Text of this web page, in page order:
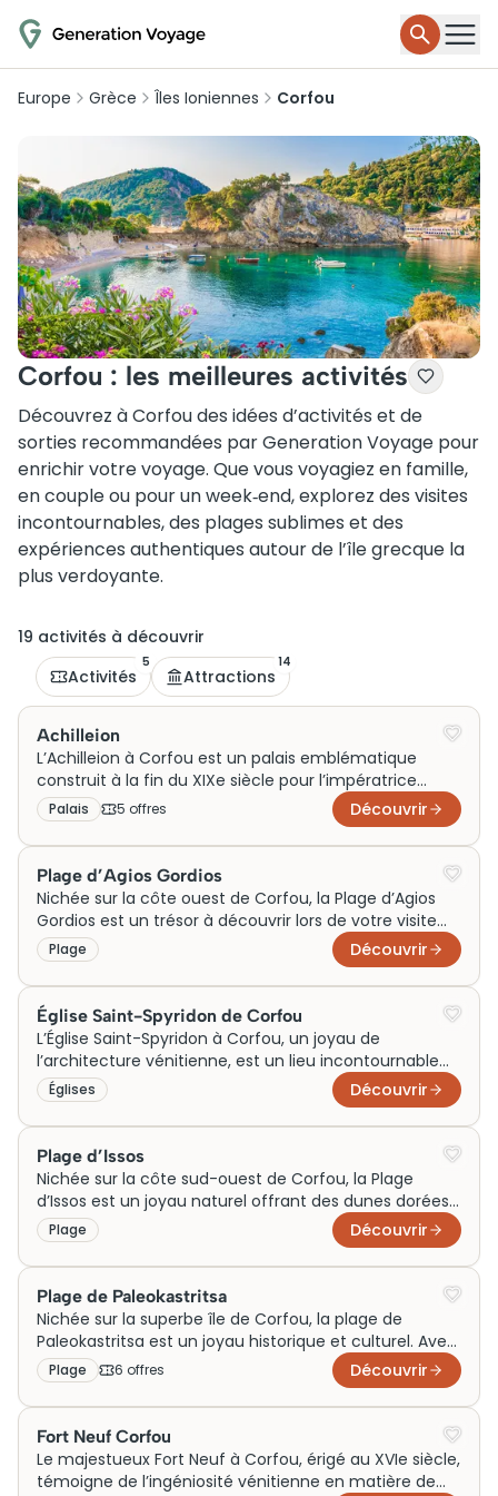
Europe Grèce Îles Ioniennes Corfou
Corfou : les meilleures activités
Découvrez à Corfou des idées d’activités et de
sorties recommandées par Generation Voyage pour
enrichir votre voyage. Que vous voyagiez en famille,
en couple ou pour un week‑end, explorez des visites
incontournables, des plages sublimes et des
expériences authentiques autour de l’île grecque la
plus verdoyante.
19 activités à découvrir
Activités
5
Attractions
14
Achilleion
L’Achilleion à Corfou est un palais emblématique
construit à la fin du XIXe siècle pour l’impératrice
Élisabeth d’Autriche, connue sous le nom de Sissi.
Conçu dans un style néoclassique, ce somptueux
édifice célèbre la mythologie grecque avec des
jardins luxuriants et des statues d’Achille. Aujourd’hui,
c’est une attraction touristique prisée, où vous pouvez
acheter des billets pour une visite qui offre un aperçu
fascinant de l’histoire et de la culture de l’époque.
Palais 5 offres Découvrir
Plage d’Agios Gordios
Nichée sur la côte ouest de Corfou, la Plage d’Agios
Gordios est un trésor à découvrir lors de votre visite
sur l’île. Historiquement, elle accueillait les pêcheurs
locaux. Ses falaises escarpées et son sable doré en
font un site idéal pour des journées ensoleillées.
Plage Découvrir
Église Saint-Spyridon de Corfou
L’Église Saint-Spyridon à Corfou, un joyau de
l’architecture vénitienne, est un lieu incontournable
pour toute visite culturelle. Construite au XVIe siècle,
elle abrite les reliques de Saint Spyridon, le saint
patron de l’île, ce qui en fait un site de grande
importance historique et spirituelle. Reconnaissable à
son clocher distinctif, l’église attire des milliers de
visiteurs chaque année.
Églises Découvrir
Plage d’Issos
Nichée sur la côte sud-ouest de Corfou, la Plage
d’Issos est un joyau naturel offrant des dunes dorées
et des eaux cristallines. Historiquement, elle servait de
site de retraite pour les anciens corfiotes. Aujourd’hui,
son paysage enchanteur attire les touristes du
monde entier. Lors de votre visite, explorez également
les environs pittoresques pour une immersion
complète dans la beauté naturelle de la région.
Plage Découvrir
Plage de Paleokastritsa
Nichée sur la superbe île de Corfou, la plage de
Paleokastritsa est un joyau historique et culturel. Avec
ses eaux cristallines et ses formations rocheuses
spectaculaires, elle dispose d’un cadre naturel
exceptionnel. Autrefois site stratégique grâce à son
monastère byzantin voisin, elle attire aujourd’hui des
visiteurs du monde entier.
Plage 6 offres Découvrir
Fort Neuf Corfou
Le majestueux Fort Neuf à Corfou, érigé au XVIe siècle,
témoigne de l’ingéniosité vénitienne en matière de